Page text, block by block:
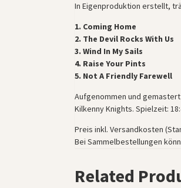
In Eigenproduktion erstellt,
1. Coming Home
2. The Devil Rocks With Us
3. Wind In My Sails
4. Raise Your Pints
5. Not A Friendly Farewell
Aufgenommen und
Kilkenny Knights. Spielzeit:
Preis inkl. Versandkosten
Bei Sammelbestellungen
Related